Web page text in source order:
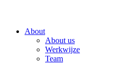
About
About us
Werkwijze
Team